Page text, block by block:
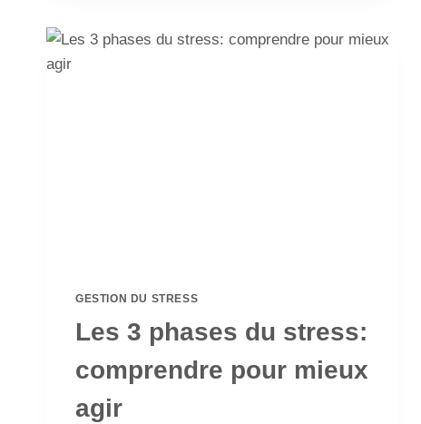
GESTION DU STRESS
Les 3 phases du stress:
comprendre pour mieux
agir